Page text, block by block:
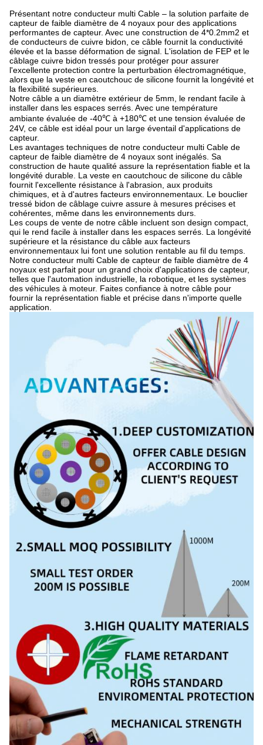
Présentant notre conducteur multi Cable – la solution parfaite de
capteur de faible diamètre de 4 noyaux pour des applications
performantes de capteur. Avec une construction de 4*0.2mm2 et
de conducteurs de cuivre bidon, ce câble fournit la conductivité
élevée et la basse déformation de signal. L'isolation de FEP et le
câblage cuivre bidon tressés pour protéger pour assurer
l'excellente protection contre la perturbation électromagnétique,
alors que la veste en caoutchouc de silicone fournit la longévité et
la flexibilité supérieures.
Notre câble a un diamètre extérieur de 5mm, le rendant facile à
installer dans les espaces serrés. Avec une température
ambiante évaluée de -40℃ à +180℃ et une tension évaluée de
24V, ce câble est idéal pour un large éventail d'applications de
capteur.
Les avantages techniques de notre conducteur multi Cable de
capteur de faible diamètre de 4 noyaux sont inégalés. Sa
construction de haute qualité assure la représentation fiable et la
longévité durable. La veste en caoutchouc de silicone du câble
fournit l'excellente résistance à l'abrasion, aux produits
chimiques, et à d'autres facteurs environnementaux. Le bouclier
tressé bidon de câblage cuivre assure à mesures précises et
cohérentes, même dans les environnements durs.
Les coups de vente de notre câble incluent son design compact,
qui le rend facile à installer dans les espaces serrés. La longévité
supérieure et la résistance du câble aux facteurs
environnementaux lui font une solution rentable au fil du temps.
Notre conducteur multi Cable de capteur de faible diamètre de 4
noyaux est parfait pour un grand choix d'applications de capteur,
telles que l'automation industrielle, la robotique, et les systèmes
des véhicules à moteur. Faites confiance à notre câble pour
fournir la représentation fiable et précise dans n'importe quelle
application.